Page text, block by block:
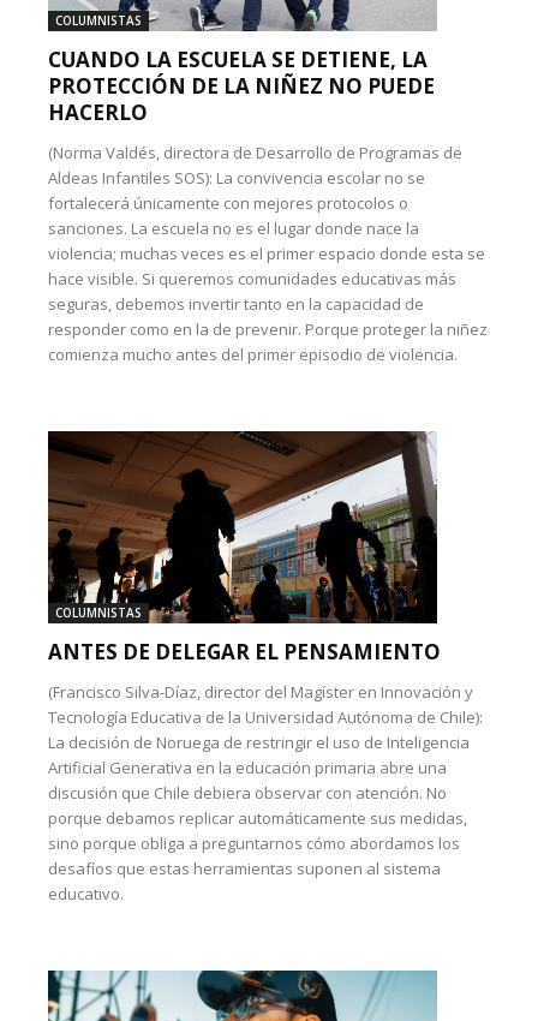
COLUMNISTAS
CUANDO LA ESCUELA SE DETIENE, LA
PROTECCIÓN DE LA NIÑEZ NO PUEDE
HACERLO
(Norma Valdés, directora de Desarrollo de Programas de
Aldeas Infantiles SOS): La convivencia escolar no se
fortalecerá únicamente con mejores protocolos o
sanciones. La escuela no es el lugar donde nace la
violencia; muchas veces es el primer espacio donde esta se
hace visible. Si queremos comunidades educativas más
seguras, debemos invertir tanto en la capacidad de
responder como en la de prevenir. Porque proteger la niñez
comienza mucho antes del primer episodio de violencia.
COLUMNISTAS
ANTES DE DELEGAR EL PENSAMIENTO
(Francisco Silva-Díaz, director del Magíster en Innovación y
Tecnología Educativa de la Universidad Autónoma de Chile):
La decisión de Noruega de restringir el uso de Inteligencia
Artificial Generativa en la educación primaria abre una
discusión que Chile debiera observar con atención. No
porque debamos replicar automáticamente sus medidas,
sino porque obliga a preguntarnos cómo abordamos los
desafíos que estas herramientas suponen al sistema
educativo.